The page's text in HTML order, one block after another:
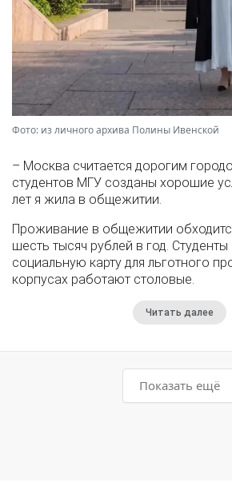
Фото: из личного архива Полины Ивенской
– Москва считается дорогим
студентов МГУ созданы хорошие
лет я жила в общежитии.
Проживание в общежитии
шесть тысяч рублей в год.
социальную карту для льготного
корпусах работают столовые.
Читать далее
Показать ещё